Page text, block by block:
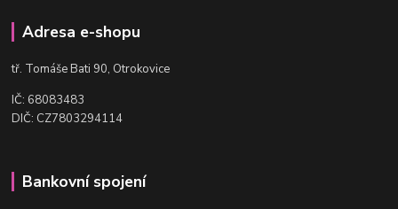
Adresa e-shopu
tř. Tomáše Bati 90, Otrokovice
IČ: 68083483
DIČ: CZ7803294114
Bankovní spojení